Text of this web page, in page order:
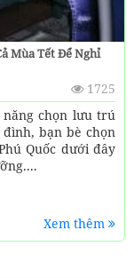
Mùa Tết Để Nghỉ
1725
chọn lưu trú
bạn bè chọn
Quốc dưới đây
Xem thêm